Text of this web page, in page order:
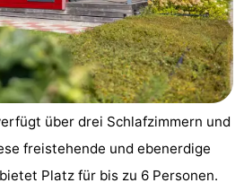
über drei Schlafzimmern und
freistehende und ebenerdige
Platz für bis zu 6 Personen.